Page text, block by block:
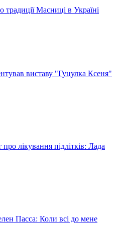
Масниці в Україні
виставу "Гуцулка Ксеня"
лікування підлітків: Лада
Пасса: Коли всі до мене